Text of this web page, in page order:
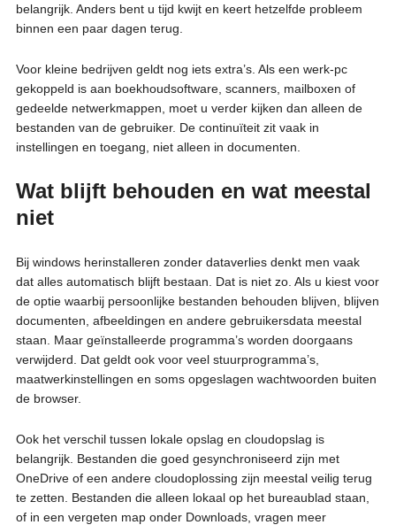
belangrijk. Anders bent u tijd kwijt en keert hetzelfde probleem
binnen een paar dagen terug.
Voor kleine bedrijven geldt nog iets extra’s. Als een werk-pc
gekoppeld is aan boekhoudsoftware, scanners, mailboxen of
gedeelde netwerkmappen, moet u verder kijken dan alleen de
bestanden van de gebruiker. De continuïteit zit vaak in
instellingen en toegang, niet alleen in documenten.
Wat blijft behouden en wat meestal
niet
Bij windows herinstalleren zonder dataverlies denkt men vaak
dat alles automatisch blijft bestaan. Dat is niet zo. Als u kiest voor
de optie waarbij persoonlijke bestanden behouden blijven, blijven
documenten, afbeeldingen en andere gebruikersdata meestal
staan. Maar geïnstalleerde programma’s worden doorgaans
verwijderd. Dat geldt ook voor veel stuurprogramma’s,
maatwerkinstellingen en soms opgeslagen wachtwoorden buiten
de browser.
Ook het verschil tussen lokale opslag en cloudopslag is
belangrijk. Bestanden die goed gesynchroniseerd zijn met
OneDrive of een andere cloudoplossing zijn meestal veilig terug
te zetten. Bestanden die alleen lokaal op het bureaublad staan,
of in een vergeten map onder Downloads, vragen meer